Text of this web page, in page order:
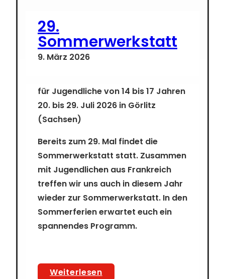
29.
Sommerwerkstatt
9. März 2026
für Jugendliche von 14 bis 17 Jahren
20. bis 29. Juli 2026 in Görlitz
(Sachsen)
Bereits zum 29. Mal findet die
Sommerwerkstatt statt. Zusammen
mit Jugendlichen aus Frankreich
treffen wir uns auch in diesem Jahr
wieder zur Sommerwerkstatt. In den
Sommerferien erwartet euch ein
spannendes Programm.
Weiterlesen29.